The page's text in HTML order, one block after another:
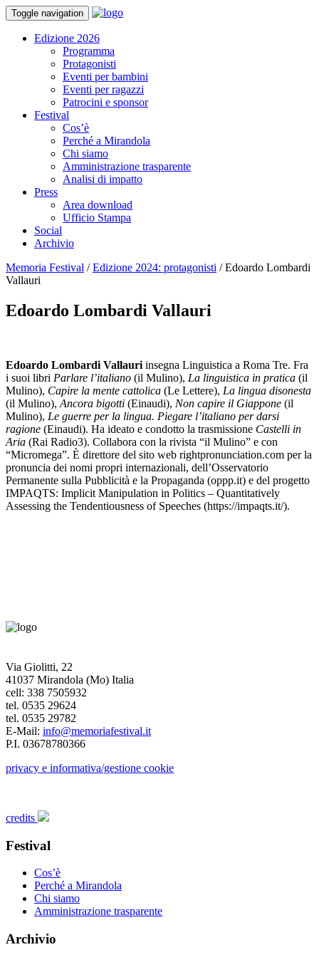
Toggle navigation
Edizione 2026
Programma
Protagonisti
Eventi per bambini
Eventi per ragazzi
Patrocini e sponsor
Festival
Cos’è
Perché a Mirandola
Chi siamo
Amministrazione trasparente
Analisi di impatto
Press
Area download
Ufficio Stampa
Social
Archivio
Memoria Festival /Edizione 2024: protagonisti /Edoardo Lombardi
Vallauri
Edoardo Lombardi Vallauri
Edoardo Lombardi Vallauri insegna Linguistica a Roma Tre. Fra
i suoi libri Parlare l’italiano (il Mulino), La linguistica in pratica (il
Mulino), Capire la mente cattolica (Le Lettere), La lingua disonesta
(il Mulino), Ancora bigotti (Einaudi), Non capire il Giappone (il
Mulino), Le guerre per la lingua. Piegare l’italiano per darsi
ragione (Einaudi). Ha ideato e condotto la trasmissione Castelli in
Aria (Rai Radio3). Collabora con la rivista “il Mulino” e con
“Micromega”. È direttore del sito web rightpronunciation.com per la
pronuncia dei nomi propri internazionali, dell’Osservatorio
Permanente sulla Pubblicità e la Propaganda (oppp.it) e del progetto
IMPAQTS: Implicit Manipulation in Politics – Quantitatively
Assessing the Tendentiousness of Speeches (https://impaqts.it/).
Via Giolitti, 22
41037 Mirandola (Mo) Italia
cell: 338 7505932
tel. 0535 29624
tel. 0535 29782
E-Mail: info@memoriafestival.it
P.I. 03678780366
privacy e informativa/gestione cookie
credits
Festival
Cos’è
Perché a Mirandola
Chi siamo
Amministrazione trasparente
Archivio